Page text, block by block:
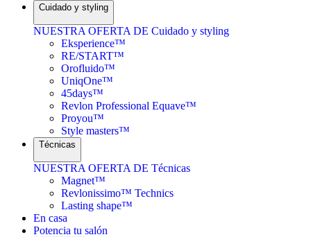
Cuidado y styling
NUESTRA OFERTA DE Cuidado y styling
Eksperience™
RE/START™
Orofluido™
UniqOne™
45days™
Revlon Professional Equave™
Proyou™
Style masters™
Técnicas
NUESTRA OFERTA DE Técnicas
Magnet™
Revlonissimo™ Technics
Lasting shape™
En casa
Potencia tu salón